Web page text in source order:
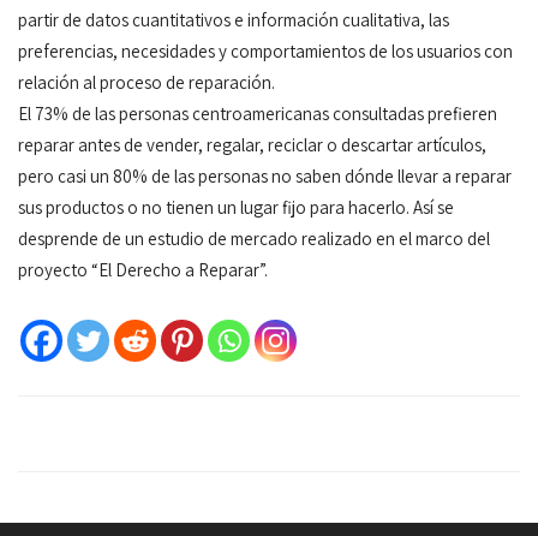
partir de datos cuantitativos e información cualitativa, las
preferencias, necesidades y comportamientos de los usuarios con
relación al proceso de reparación.
El 73% de las personas centroamericanas consultadas prefieren
reparar antes de vender, regalar, reciclar o descartar artículos,
pero casi un 80% de las personas no saben dónde llevar a reparar
sus productos o no tienen un lugar fijo para hacerlo. Así se
desprende de un estudio de mercado realizado en el marco del
proyecto “El Derecho a Reparar”.